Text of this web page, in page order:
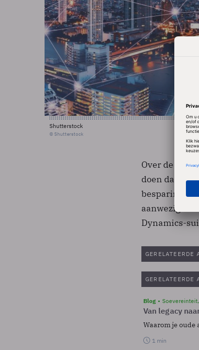
Shutterstock
© Shutterstock
Over de
doen dan dat
besparingen
aanwezige
Dynamics-
GERELATEERDE
GERELATEERDE
Blog
Van legacy
Waarom je oude
1 min